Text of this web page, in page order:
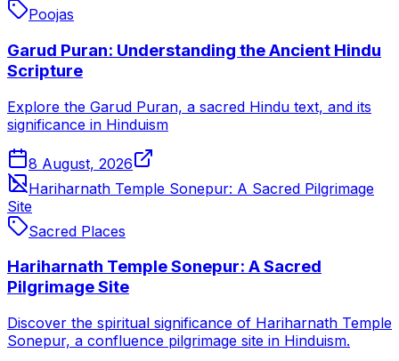
Poojas
Garud Puran: Understanding the Ancient Hindu
Scripture
Explore the Garud Puran, a sacred Hindu text, and its
significance in Hinduism
8 August, 2026
Hariharnath Temple Sonepur: A Sacred Pilgrimage
Site
Sacred Places
Hariharnath Temple Sonepur: A Sacred
Pilgrimage Site
Discover the spiritual significance of Hariharnath Temple
Sonepur, a confluence pilgrimage site in Hinduism.